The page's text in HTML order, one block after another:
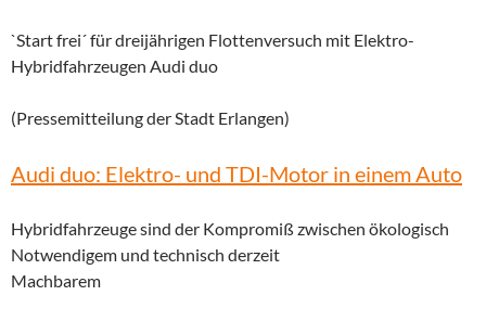
`Start frei´ für dreijährigen Flottenversuch mit Elektro-
Hybridfahrzeugen Audi duo
(Pressemitteilung der Stadt Erlangen)
Audi duo: Elektro- und TDI-Motor in einem Auto
Hybridfahrzeuge sind der Kompromiß zwischen ökologisch
Notwendigem und technisch derzeit
Machbarem